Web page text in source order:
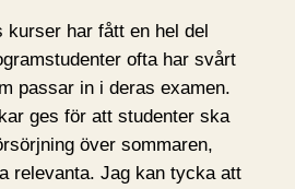
kurser har fått en hel del
ofta har svårt
passar in i deras examen.
ges för att studenter ska
över sommaren,
relevanta. Jag kan tycka att